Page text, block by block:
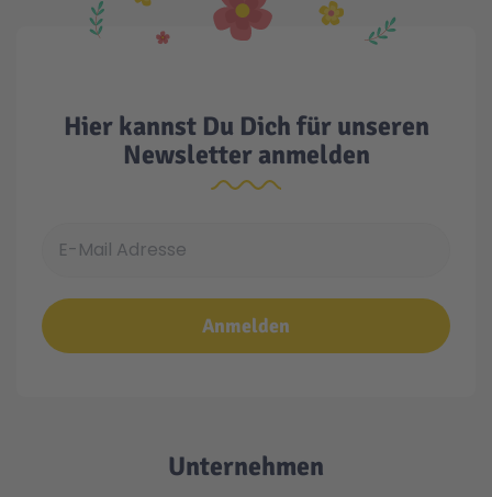
Hier kannst Du Dich für unseren
Newsletter anmelden
Anmelden
Unternehmen